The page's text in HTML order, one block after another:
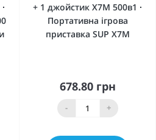
+ 1 джойстик X7M 500в1 ∙
Портативна ігрова
приставка SUP X7M
678.80 грн
- +